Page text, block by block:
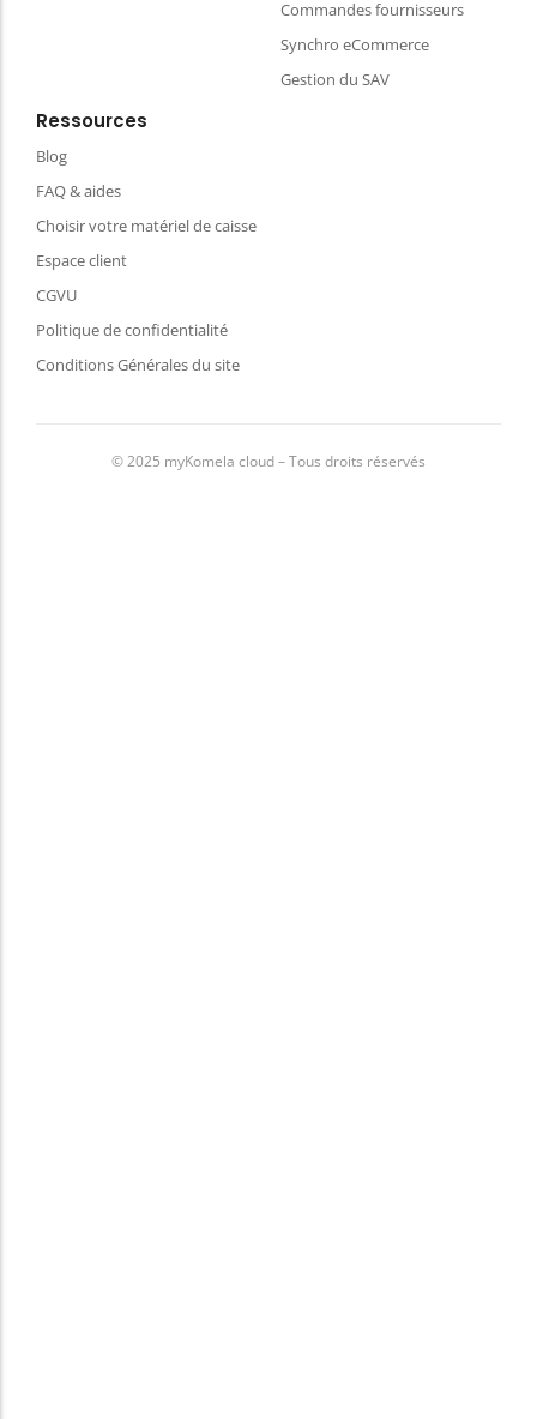
Commandes fournisseurs
Synchro eCommerce
Gestion du SAV
Ressources
Blog
FAQ & aides
Choisir votre matériel de caisse
Espace client
CGVU
Politique de confidentialité
Conditions Générales du site
© 2025 myKomela cloud – Tous droits réservés